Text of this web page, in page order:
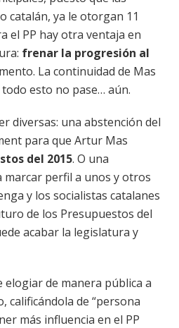
catalán, ya le otorgan 11
el PP hay otra ventaja en
frenar la progresión al
La continuidad de Mas
esto no pase… aún.
diversas: una abstención del
para que Artur Mas
del 2015. O una
perfil a unos y otros
y los socialistas catalanes
de los Presupuestos del
acabar la legislatura y
elogiar de manera pública a
calificándola de “persona
más influencia en el PP